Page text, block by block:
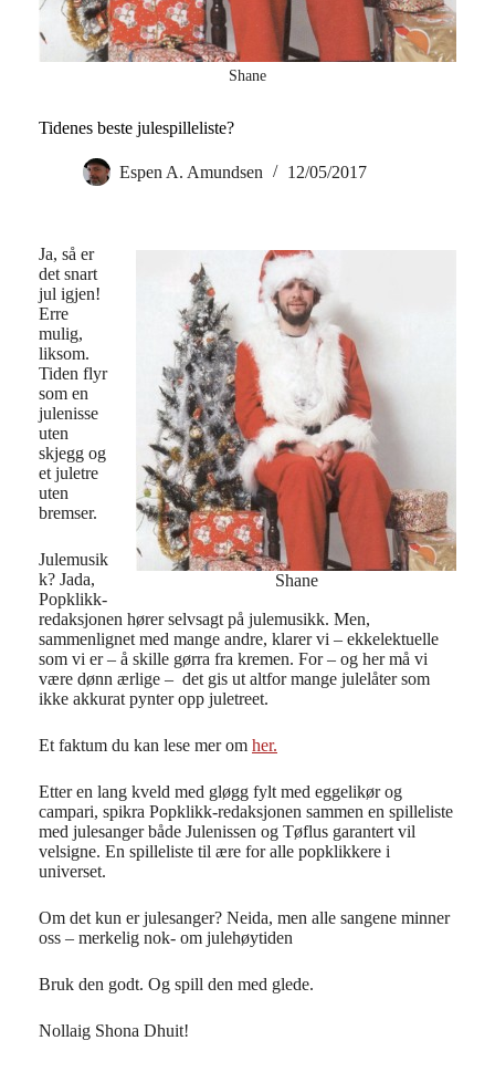
Shane
Tidenes beste julespilleliste?
Espen A. Amundsen 12/05/2017
Shane
Ja, så er
det snart
jul igjen!
Erre
mulig,
liksom.
Tiden flyr
som en
julenisse
uten
skjegg og
et juletre
uten
bremser.
Julemusik
k? Jada,
Popklikk-
redaksjonen hører selvsagt på julemusikk. Men,
sammenlignet med mange andre, klarer vi – ekkelektuelle
som vi er – å skille gørra fra kremen. For – og her må vi
være dønn ærlige – det gis ut altfor mange julelåter som
ikke akkurat pynter opp juletreet.
Et faktum du kan lese mer om her.
Etter en lang kveld med gløgg fylt med eggelikør og
campari, spikra Popklikk-redaksjonen sammen en spilleliste
med julesanger både Julenissen og Tøflus garantert vil
velsigne. En spilleliste til ære for alle popklikkere i
universet.
Om det kun er julesanger? Neida, men alle sangene minner
oss – merkelig nok- om julehøytiden
Bruk den godt. Og spill den med glede.
Nollaig Shona Dhuit!